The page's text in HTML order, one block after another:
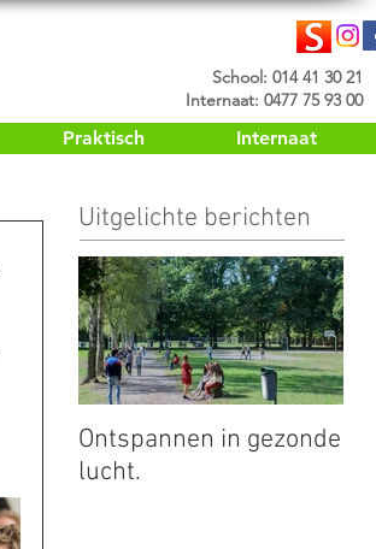
School: 014 41 30 21
Internaat: 0477 75 93 00
Praktisch Internaat
Uitgelichte berichten
Ontspannen in gezonde
lucht.